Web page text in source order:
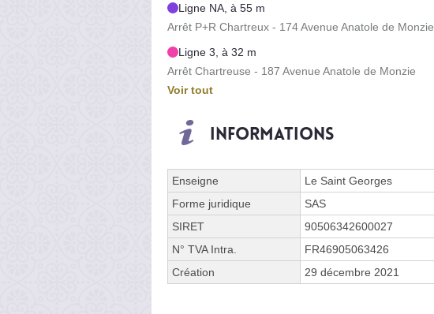
Ligne NA, à 55 m
Arrêt P+R Chartreux - 174 Avenue Anatole de Monzie
Ligne 3, à 32 m
Arrêt Chartreuse - 187 Avenue Anatole de Monzie
Voir tout
Informations
Enseigne
Le Saint Georges
Forme juridique
SAS
SIRET
90506342600027
N° TVA Intra.
FR46905063426
Création
29 décembre 2021